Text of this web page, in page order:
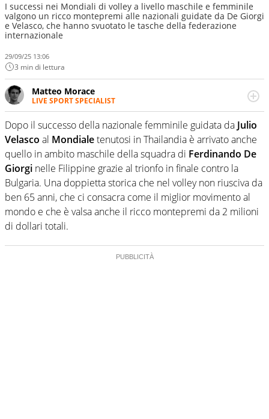
I successi nei Mondiali di volley a livello maschile e femminile
valgono un ricco montepremi alle nazionali guidate da De Giorgi
e Velasco, che hanno svuotato le tasche della federazione
internazionale
29/09/25 13:06
3 min di lettura
Matteo Morace
LIVE SPORT SPECIALIST
La multimedialità quale approccio personale e
professionale. Ama raccontare lo sport focalizzando ogni
attenzione sul tempo reale: la verità della dirette non
sono opinioni ma fatti
Dopo il successo della nazionale femminile guidata da Julio
Velasco al Mondialetenutosi in Thailandia è arrivato anche
quello in ambito maschile della squadra di Ferdinando De
Giorgi nelle Filippine grazie al trionfo in finale contro la
Bulgaria. Una doppietta storica che nel volley non riusciva da
ben 65 anni, che ci consacra come il miglior movimento al
mondo e che è valsa anche il ricco montepremi da 2 milioni
di dollari totali.